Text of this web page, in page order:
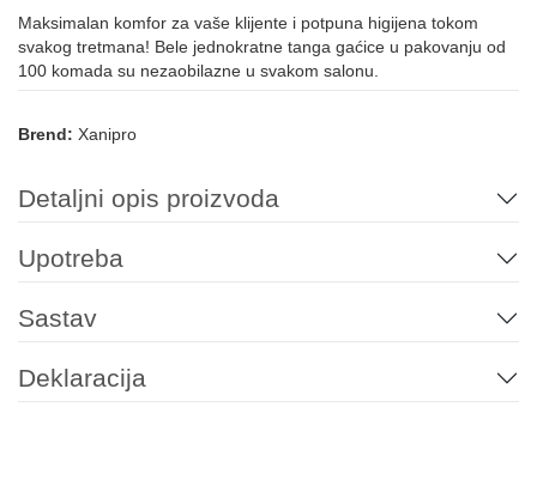
Maksimalan komfor za vaše klijente i potpuna higijena tokom
svakog tretmana! Bele jednokratne tanga gaćice u pakovanju od
100 komada su nezaobilazne u svakom salonu.
Brend: Xanipro
Detaljni opis proizvoda
Upotreba
Sastav
Deklaracija